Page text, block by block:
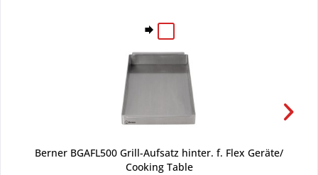
Berner BGAFL500 Grill-Aufsatz hinter. f. Flex Geräte/
Cooking Table